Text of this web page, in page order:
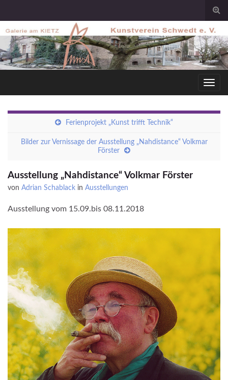
Ferienprojekt „Kunst trifft Technik“
Bilder zur Vernissage der Ausstellung „Nahdistance“ Volkmar
Förster
Ausstellung „Nahdistance“ Volkmar Förster
von Adrian Schablack in Ausstellungen
Ausstellung vom 15.09.bis 08.11.2018